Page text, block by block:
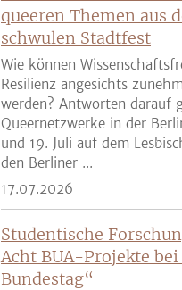
queeren Themen aus
schwulen Stadtfest
Wie können
Resilienz angesichts
werden? Antworten darauf
Queernetzwerke in der
und 19. Juli auf dem
den Berliner ...
17.07.2026
Studentische
Acht BUA-Projekte
Bundestag“